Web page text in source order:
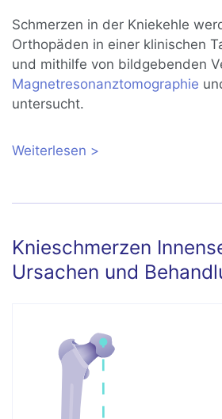
Schmerzen in der Kniekehle
Orthopäden in einer klinischen
und mithilfe von bildgebenden
Magnetresonanztomographie
untersucht.
Weiterlesen über Schmerzen in
Knieschmerzen
Ursachen und